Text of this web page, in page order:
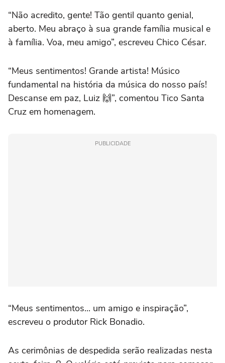
“Não acredito, gente! Tão gentil quanto genial,
aberto. Meu abraço à sua grande família musical e
à família. Voa, meu amigo”, escreveu Chico César.
“Meus sentimentos! Grande artista! Músico
fundamental na história da música do nosso país!
Descanse em paz, Luiz 🙌”, comentou Tico Santa
Cruz em homenagem.
PUBLICIDADE
“Meus sentimentos... um amigo e inspiração”,
escreveu o produtor Rick Bonadio.
As cerimônias de despedida serão realizadas nesta